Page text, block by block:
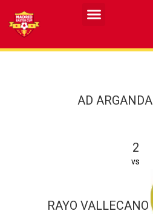
AD ARGANDA
2
vs
RAYO VALLECANO